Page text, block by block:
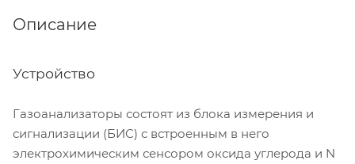
Описание
Устройство
Газоанализаторы состоят из блока измерения и
сигнализации (БИС) с встроенным в него
электрохимическим сенсором оксида углерода и N